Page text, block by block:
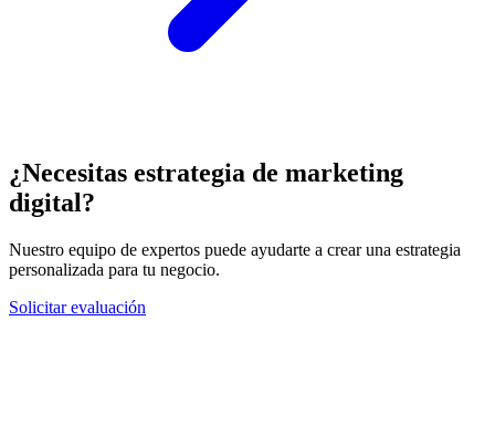
¿Necesitas estrategia de marketing
digital?
Nuestro equipo de expertos puede ayudarte a crear una estrategia
personalizada para tu negocio.
Solicitar evaluación